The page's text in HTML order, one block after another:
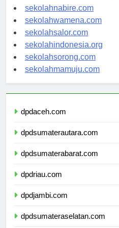
sekolahmanokwari.com
sekolahnabire.com
sekolahwamena.com
sekolahsalor.com
sekolahindonesia.org
sekolahsorong.com